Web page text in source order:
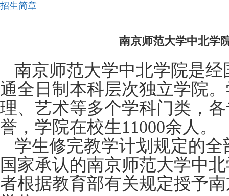
招生简章
南京师范大学中北学
南京师范大学中北学院是
通全日制本科层次独立学院
理、艺术等多个学科门类，
誉，学院在校生11000余人。
学生修完教学计划规定的
国家承认的南京师范大学中
者根据教育部有关规定授予